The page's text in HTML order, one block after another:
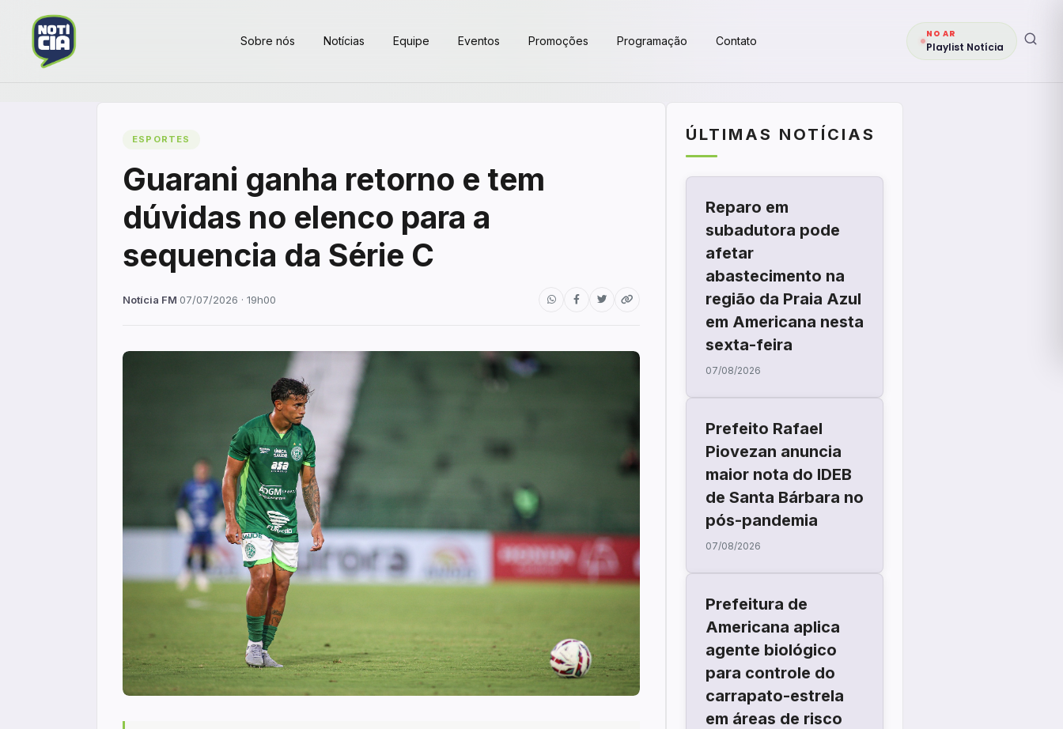
Sobre nós Notícias Equipe Eventos Promoções Programação Contato
NO AR
Playlist Notícia
ESPORTES
Guarani ganha retorno e tem
dúvidas no elenco para a
sequencia da Série C
Notícia FM 07/07/2026 · 19h00
ÚLTIMAS NOTÍCIAS
Reparo em
subadutora pode
afetar
abastecimento na
região da Praia Azul
em Americana nesta
sexta-feira
07/08/2026
Prefeito Rafael
Piovezan anuncia
maior nota do IDEB
de Santa Bárbara no
pós-pandemia
07/08/2026
Prefeitura de
Americana aplica
agente biológico
para controle do
carrapato-estrela
em áreas de risco